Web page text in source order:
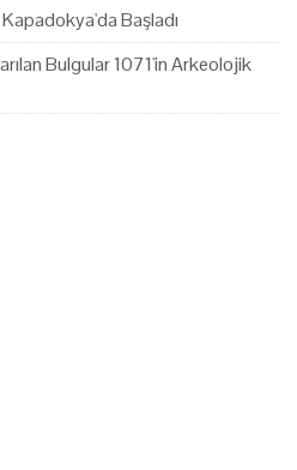
Başladı
Bulgular 1071'in Arkeolojik